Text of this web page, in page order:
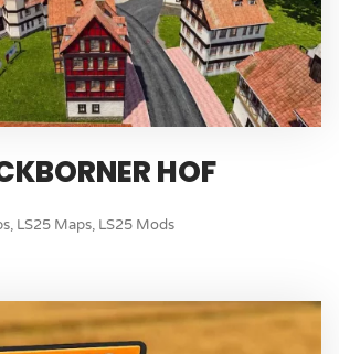
HOF
, LS25 Maps, LS25 Mods